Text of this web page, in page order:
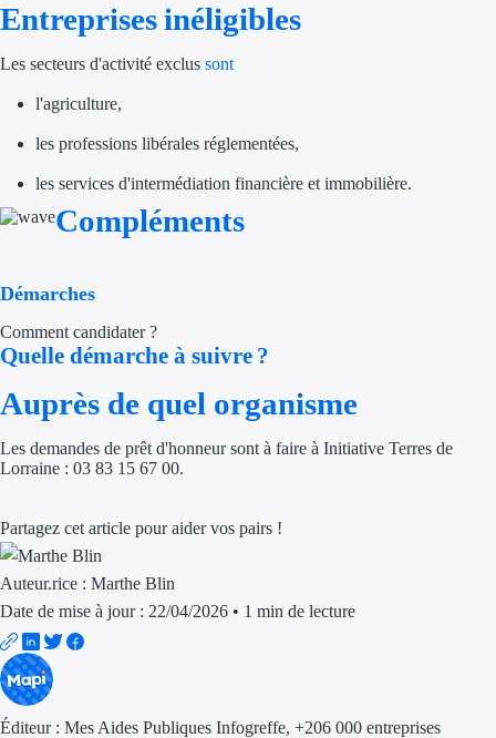
Aides Région Île-
Aides Région
Entreprises inéligibles
Les secteurs d'activité exclus sont
l'agriculture,
les professions libérales réglementées,
les services d'intermédiation financière et immobilière.
Compléments
Démarches
Comment candidater ?
Quelle démarche à suivre ?
Auprès de quel organisme
Les demandes de prêt d'honneur sont à faire à Initiative Terres de
Lorraine : 03 83 15 67 00.
Partagez cet article pour aider vos pairs !
Auteur.rice : Marthe Blin
Date de mise à jour : 22/04/2026 • 1 min de lecture
Éditeur : Mes Aides Publiques Infogreffe, +206 000 entreprises